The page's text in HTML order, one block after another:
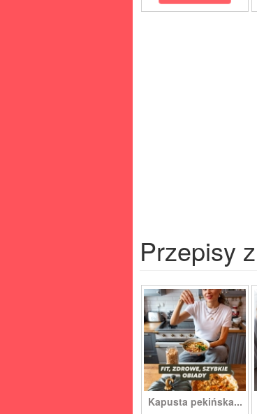
Przepisy
Kapusta pekińska...